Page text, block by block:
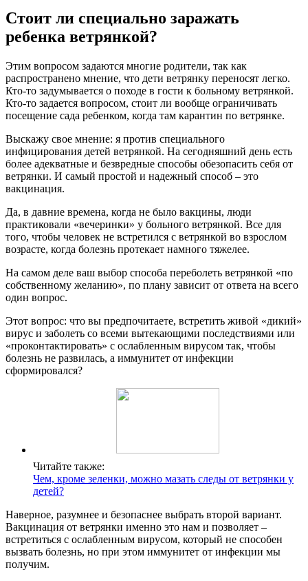
Стоит ли специально заражать
ребенка ветрянкой?
Этим вопросом задаются многие родители, так как
распространено мнение, что дети ветрянку переносят легко.
Кто-то задумывается о походе в гости к больному ветрянкой.
Кто-то задается вопросом, стоит ли вообще ограничивать
посещение сада ребенком, когда там карантин по ветрянке.
Выскажу свое мнение: я против специального
инфицирования детей ветрянкой. На сегодняшний день есть
более адекватные и безвредные способы обезопасить себя от
ветрянки. И самый простой и надежный способ – это
вакцинация.
Да, в давние времена, когда не было вакцины, люди
практиковали «вечеринки» у больного ветрянкой. Все для
того, чтобы человек не встретился с ветрянкой во взрослом
возрасте, когда болезнь протекает намного тяжелее.
На самом деле ваш выбор способа переболеть ветрянкой «по
собственному желанию», по плану зависит от ответа на всего
один вопрос.
Этот вопрос: что вы предпочитаете, встретить живой «дикий»
вирус и заболеть со всеми вытекающими последствиями или
«проконтактировать» с ослабленным вирусом так, чтобы
болезнь не развилась, а иммунитет от инфекции
сформировался?
Читайте также:
Чем, кроме зеленки, можно мазать следы от ветрянки у
детей?
Наверное, разумнее и безопаснее выбрать второй вариант.
Вакцинация от ветрянки именно это нам и позволяет –
встретиться с ослабленным вирусом, который не способен
вызвать болезнь, но при этом иммунитет от инфекции мы
получим.